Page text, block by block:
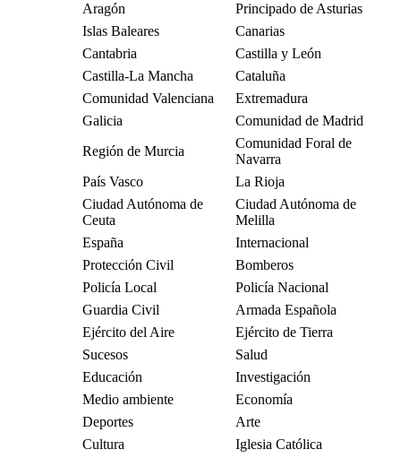
Aragón
Principado de Asturias
Islas Baleares
Canarias
Cantabria
Castilla y León
Castilla-La Mancha
Cataluña
Comunidad Valenciana
Extremadura
Galicia
Comunidad de Madrid
Región de Murcia
Comunidad Foral de
Navarra
País Vasco
La Rioja
Ciudad Autónoma de
Ceuta
Ciudad Autónoma de
Melilla
España
Internacional
Protección Civil
Bomberos
Policía Local
Policía Nacional
Guardia Civil
Armada Española
Ejército del Aire
Ejército de Tierra
Sucesos
Salud
Educación
Investigación
Medio ambiente
Economía
Deportes
Arte
Cultura
Iglesia Católica